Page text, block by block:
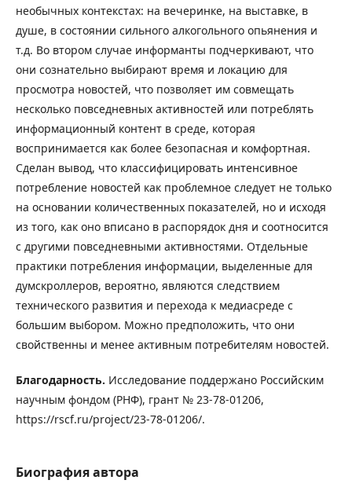
необычных контекстах: на вечеринке, на выставке, в
душе, в состоянии сильного алкогольного опьянения и
т.д. Во втором случае информанты подчеркивают, что
они сознательно выбирают время и локацию для
просмотра новостей, что позволяет им совмещать
несколько повседневных активностей или потреблять
информационный контент в среде, которая
воспринимается как более безопасная и комфортная.
Сделан вывод, что классифицировать интенсивное
потребление новостей как проблемное следует не только
на основании количественных показателей, но и исходя
из того, как оно вписано в распорядок дня и соотносится
с другими повседневными активностями. Отдельные
практики потребления информации, выделенные для
думскроллеров, вероятно, являются следствием
технического развития и перехода к медиасреде с
большим выбором. Можно предположить, что они
свойственны и менее активным потребителям новостей.
Благодарность. Исследование поддержано Российским
научным фондом (РНФ), грант № 23-78-01206,
https://rscf.ru/project/23-78-01206/.
Биография автора